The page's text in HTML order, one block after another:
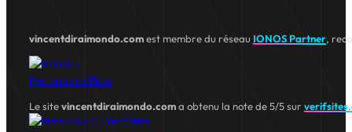
vincentdiraimondo.comest membre du réseau IONOS Partner,
Le sitevincentdiraimondo.coma obtenu la note de 5/5 sur